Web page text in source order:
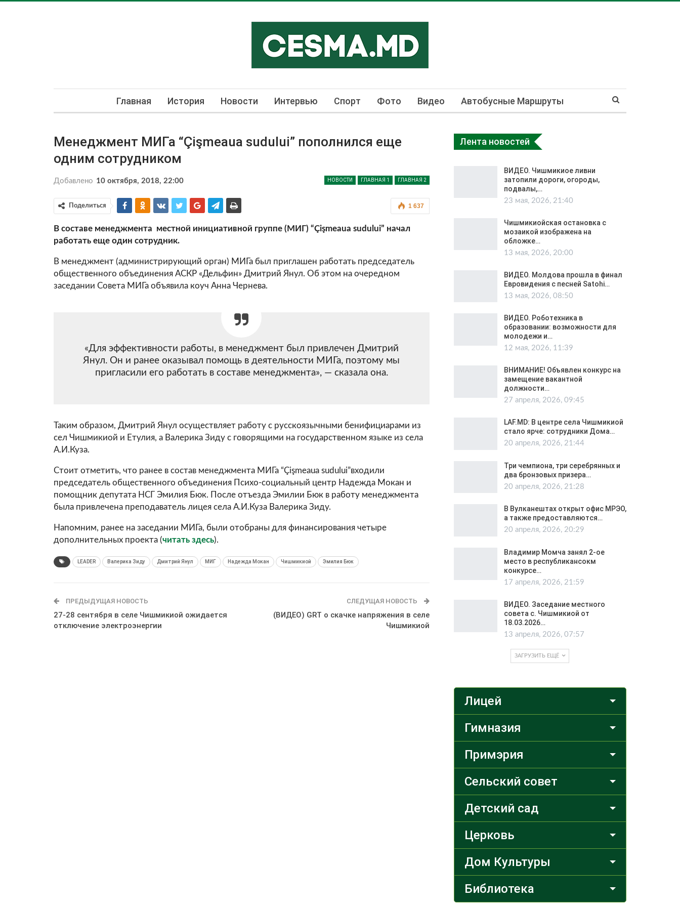
Главная История Новости Интервью Спорт Фото Видео Автобусные Маршруты
Менеджмент МИГа “Çişmeaua sudului” пополнился еще
одним сотрудником
НОВОСТИ ГЛАВНАЯ 1 ГЛАВНАЯ 2
Добавлено 10 октября, 2018, 22:00
1 637
Поделиться
В составе менеджмента местной инициативной группе (МИГ) “Çişmeaua sudului” начал
работать еще один сотрудник.
В менеджмент (администрирующий орган) МИГа был приглашен работать председатель
общественного объединения АСКР «Дельфин» Дмитрий Янул. Об этом на очередном
заседании Совета МИГа объявила коуч Анна Чернева.
«Для эффективности работы, в менеджмент был привлечен Дмитрий
Янул. Он и ранее оказывал помощь в деятельности МИГа, поэтому мы
пригласили его работать в составе менеджмента», — сказала она.
Таким образом, Дмитрий Янул осуществляет работу с русскоязычными бенифициарами из
сел Чишмикиой и Етулия, а Валерика Зиду с говорящими на государственном языке из села
А.И.Куза.
Стоит отметить, что ранее в состав менеджмента МИГа “Çişmeaua sudului”входили
председатель общественного объединения Психо-социальный центр Надежда Мокан и
помощник депутата НСГ Эмилия Бюк. После отъезда Эмилии Бюк в работу менеджмента
была привлечена преподаватель лицея села А.И.Куза Валерика Зиду.
Напомним, ранее на заседании МИГа, были отобраны для финансирования четыре
дополнительных проекта (читать здесь).
LEADER Валерика Зиду Дмитрий Янул МИГ Надежда Мокан Чишмикиой Эмилия Бюк
ПРЕДЫДУЩАЯ НОВОСТЬ
27-28 сентября в селе Чишмикиой ожидается
отключение электроэнергии
СЛЕДУЩАЯ НОВОСТЬ
(ВИДЕО) GRT о скачке напряжения в селе
Чишмикиой
Лента новостей
ВИДЕО. Чишмикиое ливни
затопили дороги, огороды,
подвалы,…
23 мая, 2026, 21:40
Чишмикиойская остановка с
мозаикой изображена на
обложке…
13 мая, 2026, 20:00
ВИДЕО. Молдова прошла в финал
Евровидения с песней Satohi…
13 мая, 2026, 08:50
ВИДЕО. Роботехника в
образовании: возможности для
молодежи и…
12 мая, 2026, 11:39
ВНИМАНИЕ! Объявлен конкурс на
замещение вакантной
должности…
27 апреля, 2026, 09:45
LAF.MD: В центре села Чишмикиой
стало ярче: сотрудники Дома…
20 апреля, 2026, 21:44
Три чемпиона, три серебрянных и
два бронзовых призера…
20 апреля, 2026, 21:28
В Вулканештах открыт офис МРЭО,
а также предоставляются…
20 апреля, 2026, 20:29
Владимир Момча занял 2-ое
место в республикансокм
конкурсе…
17 апреля, 2026, 21:59
ВИДЕО. Заседание местного
совета с. Чишмикиой от
18.03.2026…
13 апреля, 2026, 07:57
ЗАГРУЗИТЬ ЕЩЁ
Лицей
Гимназия
Примэрия
Сельский совет
Детский сад
Церковь
Дом Культуры
Библиотека